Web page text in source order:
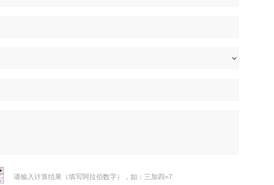
请输入计算结果（填写阿拉伯数字），如：三加四=7